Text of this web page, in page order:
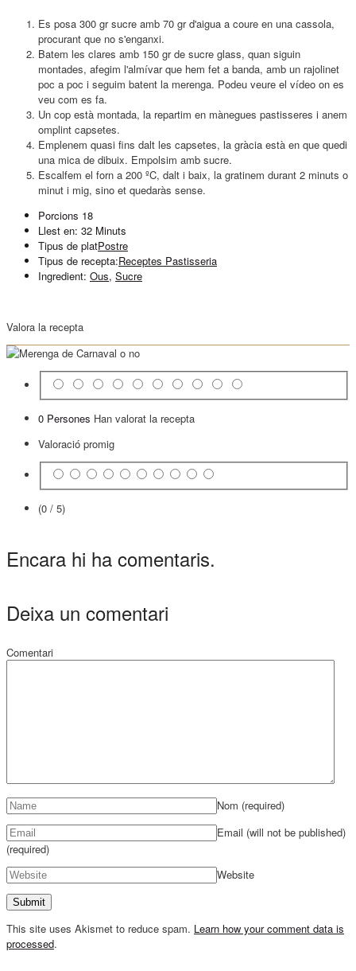
Es posa 300 gr sucre amb 70 gr d'aigua a coure en una cassola,
procurant que no s'enganxi.
Batem les clares amb 150 gr de sucre glass, quan siguin
montades, afegim l'almívar que hem fet a banda, amb un rajolinet
poc a poc i seguim batent la merenga. Podeu veure el vídeo on es
veu com es fa.
Un cop està montada, la repartim en mànegues pastisseres i anem
omplint capsetes.
Emplenem quasi fins dalt les capsetes, la gràcia està en que quedi
una mica de dibuix. Empolsim amb sucre.
Escalfem el forn a 200 ºC, dalt i baix, la gratinem durant 2 minuts o
minut i mig, sino et quedaràs sense.
Porcions 18
Llest en: 32 Minuts
Tipus de platPostre
Tipus de recepta:Receptes Pastisseria
Ingredient: Ous, Sucre
Valora la recepta
0 Persones Han valorat la recepta
Valoració promig
(0 / 5)
Encara hi ha comentaris.
Deixa un comentari
Comentari
Nom (required)
Email (will not be published)
(required)
Website
This site uses Akismet to reduce spam. Learn how your comment data is
processed.